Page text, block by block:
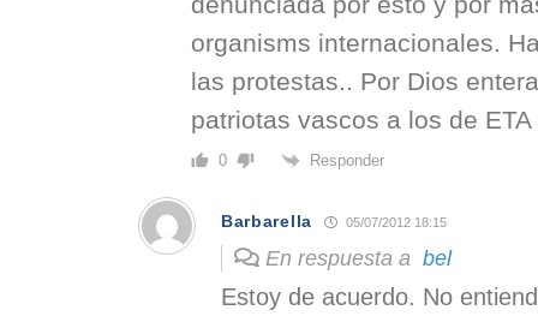
organisms internacionales.
las protestas.. Por Dios
patriotas vascos a los de
0 Responder
Barbarella 05/07/2012 18:15
En respuesta a bel
Estoy de acuerdo. No